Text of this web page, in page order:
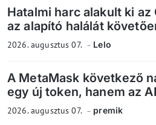
Hatalmi harc alakult ki az
az alapító halálát
2026. augusztus 07. Lelo
A MetaMask következő
egy új token, hanem az
2026. augusztus 07. premik